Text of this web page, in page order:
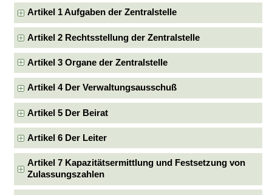
Artikel 1 Aufgaben der Zentralstelle
Artikel 2 Rechtsstellung der Zentralstelle
Artikel 3 Organe der Zentralstelle
Artikel 4 Der Verwaltungsausschuß
Artikel 5 Der Beirat
Artikel 6 Der Leiter
Artikel 7 Kapazitätsermittlung und Festsetzung von
Zulassungszahlen